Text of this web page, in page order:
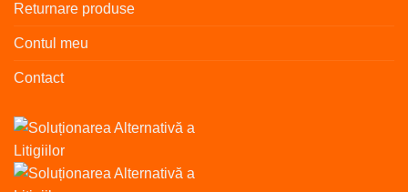
Returnare produse
Contul meu
Contact